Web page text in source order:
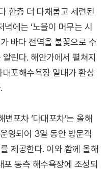
한층 더 다채롭고 세련된
에는 ‘노을이 머무는 시
바다 전역을 불꽃으로 수
린다. 해안가에서 펼쳐지
포해수욕장 일대가 환상
포차 ‘다대포차’는 올해
영되어 3일 동안 방문객
제공한다. 이와 함께 올해
포 동측 해수욕장에 조성되